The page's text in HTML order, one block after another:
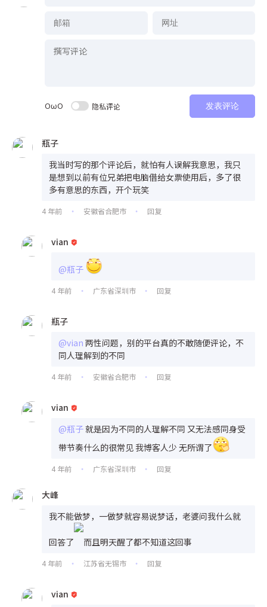
OωO 隐私评论 发表评论
瓶子
我当时写的那个评论后，就怕有人误解我意思，我只
是想到以前有位兄弟把电脑借给女票使用后，多了很
多有意思的东西，开个玩笑
4 年前 • 安徽省合肥市 • 回复
vian
@瓶子
4 年前 • 广东省深圳市 • 回复
瓶子
@vian 两性问题，别的平台真的不敢随便评论，不
同人理解到的不同
4 年前 • 安徽省合肥市 • 回复
vian
@瓶子就是因为不同的人理解不同 又无法感同身受
带节奏什么的很常见 我博客人少 无所谓了
4 年前 • 广东省深圳市 • 回复
大峰
我不能做梦，一做梦就容易说梦话，老婆问我什么就
回答了 而且明天醒了都不知道这回事
4 年前 • 江苏省无锡市 • 回复
vian